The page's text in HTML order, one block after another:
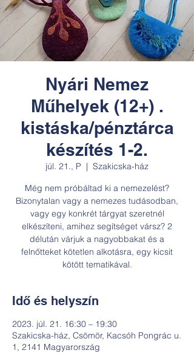
Nyári Nemez
Műhelyek (12+) .
kistáska/pénztárca
készítés 1-2.
júl. 21., P
  |
Szakicska-ház
Még nem próbáltad ki a nemezelést?
Bizonytalan vagy a nemezes tudásodban,
vagy egy konkrét tárgyat szeretnél
elkészíteni, amihez segítséget vársz? 2
délután várjuk a nagyobbakat és a
felnőtteket kötetlen alkotásra, egy kicsit
kötött tematikával.
Idő és helyszín
2023. júl. 21. 16:30 – 19:30
Szakicska-ház, Csömör, Kacsóh Pongrác u.
1, 2141 Magyarország